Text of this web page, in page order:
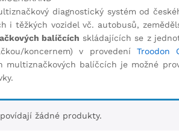
diagnostický systém od
i těžkých vozidel vč. autobusů,
balíčcích skládajících se z
koncernem) v provedení Troodon
multiznačkových balíčcích je možné
žádné produkty.